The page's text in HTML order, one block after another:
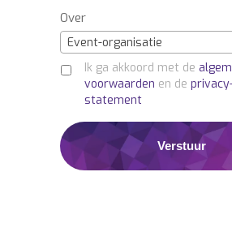
Over
Event-organisatie
Ik ga akkoord met de
voorwaarden en de
statement